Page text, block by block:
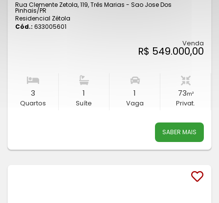
Rua Clemente Zetola, 119, Três Marias - Sao Jose Dos
Pinhais/PR
Residencial Zétola
Cód.: 633005601
Venda
R$ 549.000,00
3
Quartos
1
Suíte
1
Vaga
73m²
Privat.
SABER MAIS